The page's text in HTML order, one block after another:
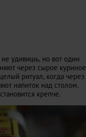
удивишь, но вот один
через сырое куриное
ритуал, когда через
напиток над столом.
крепче.